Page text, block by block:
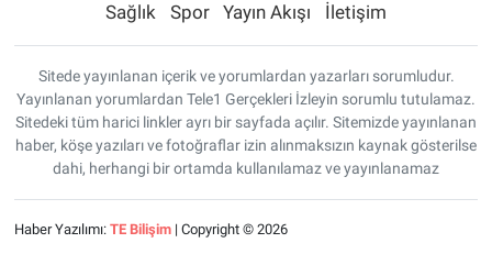
Sağlık
Spor Yayın Akışı İletişim
Sitede yayınlanan içerik ve yorumlardan yazarları sorumludur.
Yayınlanan yorumlardan Tele1 Gerçekleri İzleyin sorumlu tutulamaz.
Sitedeki tüm harici linkler ayrı bir sayfada açılır. Sitemizde yayınlanan
haber, köşe yazıları ve fotoğraflar izin alınmaksızın kaynak gösterilse
dahi, herhangi bir ortamda kullanılamaz ve yayınlanamaz
Haber Yazılımı: TE Bilişim| Copyright © 2026